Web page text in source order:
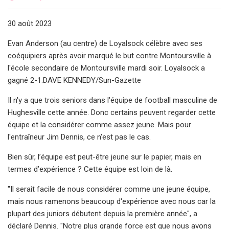
30 août 2023
Evan Anderson (au centre) de Loyalsock célèbre avec ses
coéquipiers après avoir marqué le but contre Montoursville à
l'école secondaire de Montoursville mardi soir. Loyalsock a
gagné 2-1.DAVE KENNEDY/Sun-Gazette
Il n'y a que trois seniors dans l'équipe de football masculine de
Hughesville cette année. Donc certains peuvent regarder cette
équipe et la considérer comme assez jeune. Mais pour
l'entraîneur Jim Dennis, ce n'est pas le cas.
Bien sûr, l’équipe est peut-être jeune sur le papier, mais en
termes d’expérience ? Cette équipe est loin de là.
"Il serait facile de nous considérer comme une jeune équipe,
mais nous ramenons beaucoup d'expérience avec nous car la
plupart des juniors débutent depuis la première année", a
déclaré Dennis. "Notre plus grande force est que nous avons